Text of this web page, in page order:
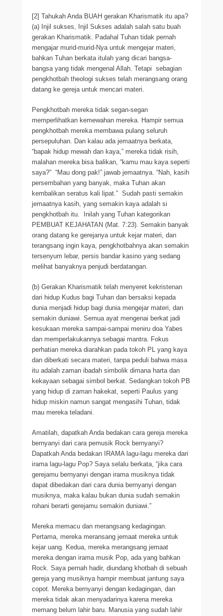
[2] Tahukah Anda BUAH gerakan Kharismatik itu apa?
(a) Injil sukses, Injil Sukses adalah salah satu buah
gerakan Kharismatik. Padahal Tuhan tidak pernah
mengajar murid-murid-Nya untuk mengejar materi,
bahkan Tuhan berkata itulah yang dicari bangsa-
bangsa yang tidak mengenal Allah. Tetapi sebagian
pengkhotbah theologi sukses telah merangsang orang
datang ke gereja untuk mencari materi.
Pengkhotbah mereka tidak segan-segan
memperlihatkan kemewahan mereka. Hampir semua
pengkhotbah mereka membawa pulang seluruh
persepuluhan. Dan kalau ada jemaatnya berkata,
“bapak hidup mewah dan kaya,” mereka tidak risih,
malahan mereka bisa balikan, “kamu mau kaya seperti
saya?” “Mau dong pak!” jawab jemaatnya. “Nah, kasih
persembahan yang banyak, maka Tuhan akan
kembalikan seratus kali lipat.” Sudah pasti semakin
jemaatnya kasih, yang semakin kaya adalah si
pengkhotbah itu. Inilah yang Tuhan kategorikan
PEMBUAT KEJAHATAN (Mat. 7:23). Semakin banyak
orang datang ke gerejanya untuk kejar materi, dan
terangsang ingin kaya, pengkhotbahnya akan semakin
tersenyum lebar, persis bandar kasino yang sedang
melihat banyaknya penjudi berdatangan.
(b) Gerakan Kharismatik telah menyeret kekristenan
dari hidup Kudus bagi Tuhan dan bersaksi kepada
dunia menjadi hidup bagi dunia mengejar materi, dan
semakin duniawi. Semua ayat mengenai berkat jadi
kesukaan mereka sampai-sampai meniru doa Yabes
dan memperlakukannya sebagai mantra. Fokus
perhatian mereka diarahkan pada tokoh PL yang kaya
dan diberkati secara materi, tanpa peduli bahwa masa
itu adalah zaman ibadah simbolik dimana harta dan
kekayaan sebagai simbol berkat. Sedangkan tokoh PB
yang hidup di zaman hakekat, seperti Paulus yang
hidup miskin namun sangat mengasihi Tuhan, tidak
mau mereka teladani.
Amatilah, dapatkah Anda bedakan cara gereja mereka
bernyanyi dari cara pemusik Rock bernyanyi?
Dapatkah Anda bedakan IRAMA lagu-lagu mereka dari
irama lagu-lagu Pop? Saya selalu berkata, “jika cara
gerejamu bernyanyi dengan irama musiknya tidak
dapat dibedakan dari cara dunia bernyanyi dengan
musiknya, maka kalau bukan dunia sudah semakin
rohani berarti gerejamu semakin duniawi.”
Mereka memacu dan merangsang kedagingan.
Pertama, mereka meransang jemaat mereka untuk
kejar uang. Kedua, mereka merangsang jemaat
mereka dengan irama musik Pop, ada yang bahkan
Rock. Saya pernah hadir, diundang khotbah di sebuah
gereja yang musiknya hampir membuat jantung saya
copot. Mereka bernyanyi dengan kedagingan, dan
mereka tidak akan menyadarinya karena mereka
memang belum lahir baru. Manusia yang sudah lahir